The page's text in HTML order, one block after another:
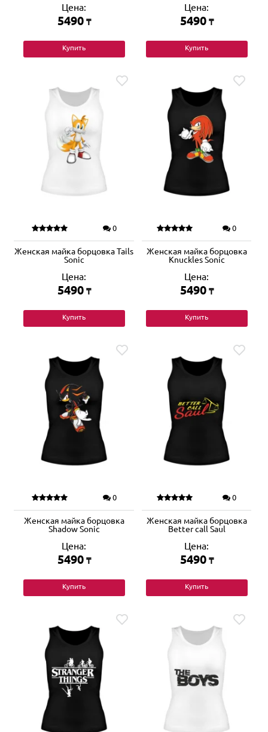
Цена:
5490 ₸
Купить
Цена:
5490 ₸
Купить
0
Женская майка борцовка Tails
Sonic
Цена:
5490 ₸
Купить
0
Женская майка борцовка
Knuckles Sonic
Цена:
5490 ₸
Купить
0
Женская майка борцовка
Shadow Sonic
Цена:
5490 ₸
Купить
0
Женская майка борцовка
Better call Saul
Цена:
5490 ₸
Купить